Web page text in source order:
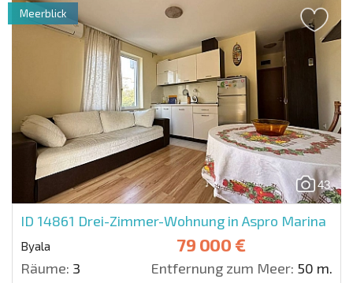
43
ID 14861 Drei-Zimmer-Wohnung in Aspro Marina
Byala 79 000 €
Räume: 3 Entfernung zum Meer: 50 m.
Meerblick